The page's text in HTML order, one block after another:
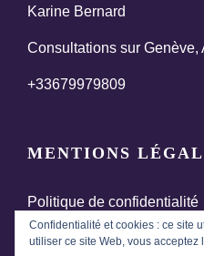
Karine Bernard
Consultations sur Genève,
+33679979809
MENTIONS
Politique de confidentialité
Termes et conditions
Confidentialité et cookies : ce site
utiliser ce site Web, vous acceptez